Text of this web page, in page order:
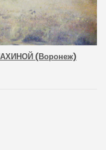
(Воронеж)